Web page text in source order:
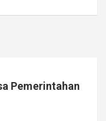
Pemerintahan